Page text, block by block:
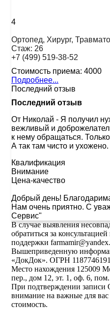
4
Ортопед, Хирург,
Стаж: 26
+7 (499) 519-38-52
Стоимость приема: 4000
Подробнее...
Последний отзыв
Последний отзыв
От Николай - Я получил
вежливый и
к нему обращаться.
А так там чисто и ухожено.
Квалификация
Внимание
Цена-качество
Добрый день!
Нам очень приятно. С
Сервис"
В случае выявления
обратиться за
поддержки
Вышеприведенную
«ДокДок». ОГРН
Место нахождения 125009
пер., дом 12, эт. 1, оф. 6,
При подтверждении
внимание на важные для
стоимость.